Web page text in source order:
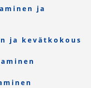
ja
ja kevätkokous